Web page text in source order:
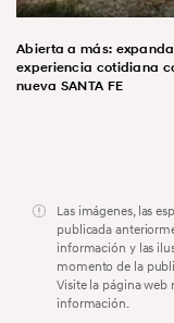
Abierta a más:
experiencia cotidiana
nueva SANTA FE
Las imágenes, las
publicada
información y las
momento de la
Visite la página
información.